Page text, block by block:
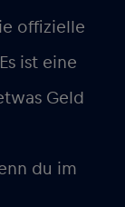
offizielle
ist eine
Geld
du im